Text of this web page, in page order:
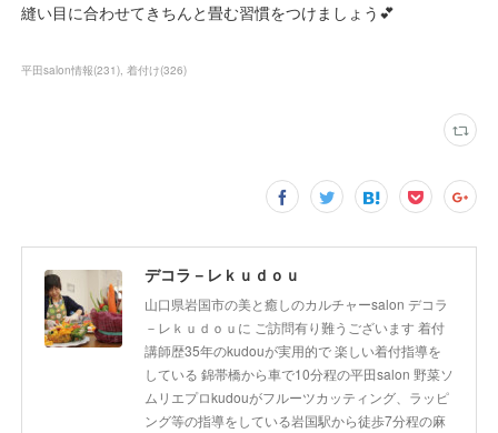
縫い目に合わせてきちんと畳む習慣をつけましょう💕
平田salon情報(231) 着付け(326)
デコラ－レｋｕｄｏｕ
山口県岩国市の美と癒しのカルチャーsalon デコラ
－レｋｕｄｏｕに ご訪問有り難うございます 着付
講師歴35年のkudouが実用的で 楽しい着付指導を
している 錦帯橋から車で10分程の平田salon 野菜ソ
ムリエプロkudouがフルーツカッティング、ラッピ
ング等の指導をしている岩国駅から徒歩7分程の麻